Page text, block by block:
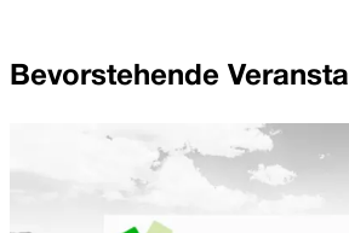
Bevor­stehende